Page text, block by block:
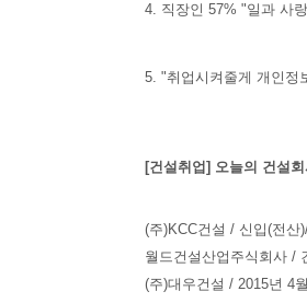
4. 직장인 57% "일과 사
5. "취업시켜줄게 개인정
[건설취업] 오늘의 건설
(주)KCC건설 / 신입(전
월드건설산업주식회사 /
(주)대우건설 / 2015년 4